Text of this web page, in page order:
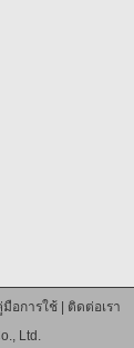
มือการใช้|
ติดต่อเรา
Ltd.